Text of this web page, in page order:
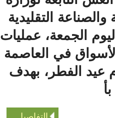
التقليدية
الجمعة، عمليات
في العاصمة
الفطر، بهدف